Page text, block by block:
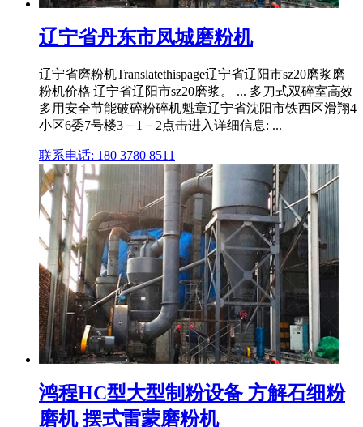
辽宁省丹东市凤城磨粉机
辽宁省磨粉机Translatethispage辽宁省辽阳市sz20磨浆磨
粉机价格|辽宁省辽阳市sz20磨浆。 ... 多刀式双碎室高效
多用安全节能破碎粉碎机魁章辽宁省沈阳市铁西区滑翔4
小区6委7号楼3－1－2点击进入详细信息: ...
联系电话: 180 3780 8511
鸿程HC型大型制粉设备 方解石细粉
磨机 摆式雷蒙磨粉机